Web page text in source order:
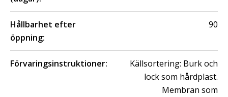
Hållbarhet efter
öppning:
90
Förvaringsinstruktioner:
Källsortering: Burk och
lock som hårdplast.
Membran som